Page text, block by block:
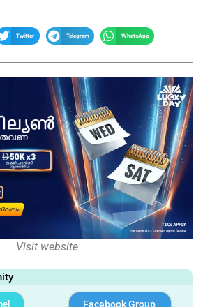
Twitter Telegram WhatsApp
Visit website
Facebook Group